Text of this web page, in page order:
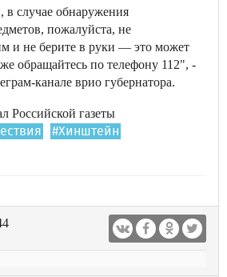
случае обнаружения
пожалуйста, не
и не берите в руки — это может
обращайтесь по телефону 112", -
канале врио губернатора.
Российской газеты
#Хинштейн